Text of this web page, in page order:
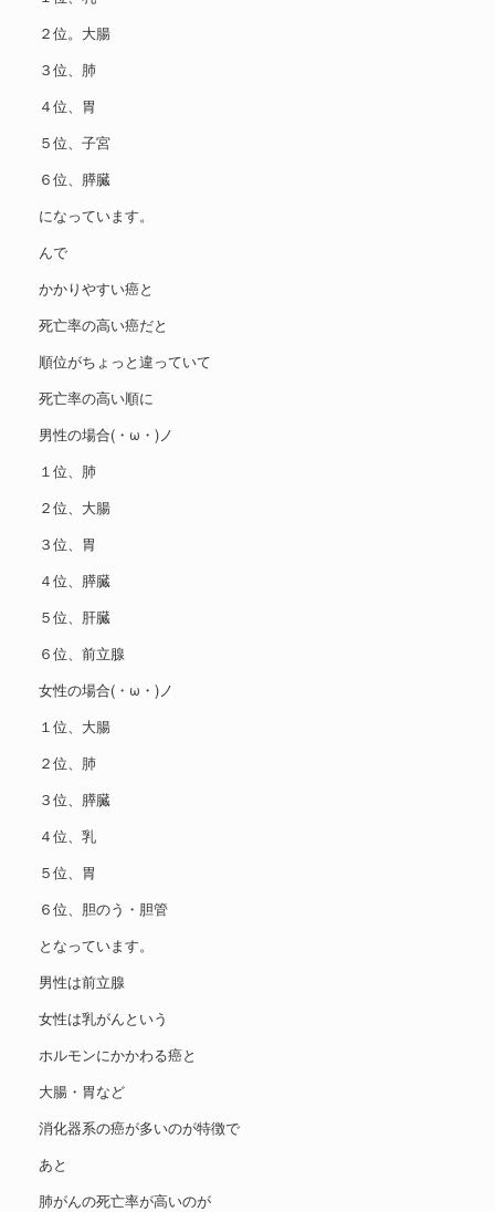
２位。大腸
３位、肺
４位、胃
５位、子宮
６位、膵臓
になっています。
んで
かかりやすい癌と
死亡率の高い癌だと
順位がちょっと違っていて
死亡率の高い順に
男性の場合(・ω・)ノ
１位、肺
２位、大腸
３位、胃
４位、膵臓
５位、肝臓
６位、前立腺
女性の場合(・ω・)ノ
１位、大腸
２位、肺
３位、膵臓
４位、乳
５位、胃
６位、胆のう・胆管
となっています。
男性は前立腺
女性は乳がんという
ホルモンにかかわる癌と
大腸・胃など
消化器系の癌が多いのが特徴で
あと
肺がんの死亡率が高いのが